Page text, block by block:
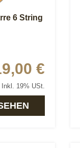
6 String
€
Inkl. 19% USt.